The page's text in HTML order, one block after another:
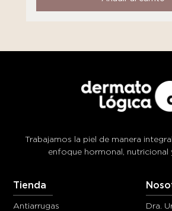
Trabajamos la piel de manera
enfoque hormonal, nutricional
Tienda
Antiarrugas
Dra.